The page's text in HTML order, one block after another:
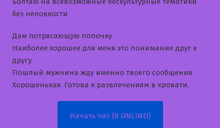
без неловкости
Дам потрясающую попочку
Наиболее хорошее для меня это понимание друг к
другу.
Пошлый мужчина жду именно твоего сообщения
Хорошенькая. Готова к развлечениям в кровати.
Начать чат (Я ONLINE!)